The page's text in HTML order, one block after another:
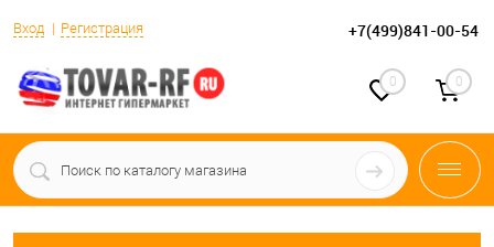
Вход Регистрация +7(499)841-00-54
0 0